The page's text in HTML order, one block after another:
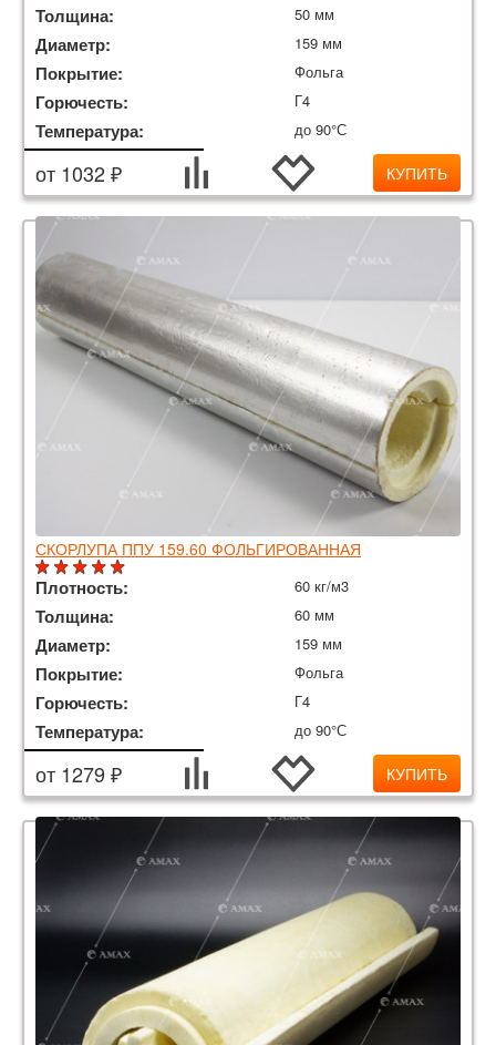
Толщина: 50 мм
Диаметр: 159 мм
Покрытие: Фольга
Горючесть: Г4
Температура: до 90°С
от 1032 ₽ КУПИТЬ
СКОРЛУПА ППУ 159.60 ФОЛЬГИРОВАННАЯ
Плотность: 60 кг/м3
Толщина: 60 мм
Диаметр: 159 мм
Покрытие: Фольга
Горючесть: Г4
Температура: до 90°С
от 1279 ₽ КУПИТЬ